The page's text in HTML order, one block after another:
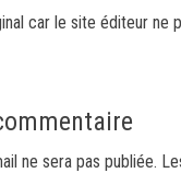
car le site éditeur
ne sera pas publiée.